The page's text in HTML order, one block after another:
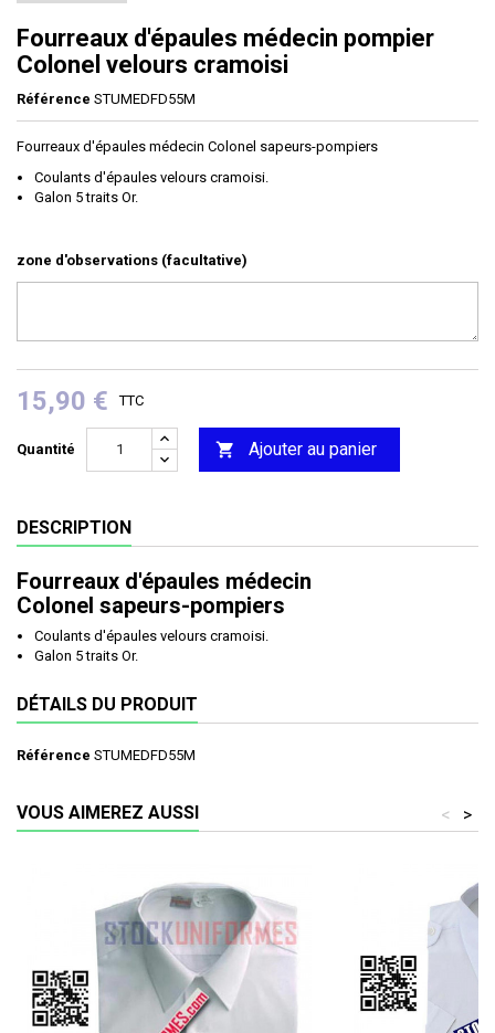
Fourreaux d'épaules médecin pompier
Colonel velours cramoisi
Référence STUMEDFD55M
Fourreaux d'épaules médecin Colonel sapeurs-pompiers
Coulants d'épaules velours cramoisi.
Galon 5 traits Or.
zone d'observations (facultative)
15,90 € TTC
Quantité  Ajouter au panier
DESCRIPTION
Fourreaux d'épaules médecin
Colonel sapeurs-pompiers
Coulants d'épaules velours cramoisi.
Galon 5 traits Or.
DÉTAILS DU PRODUIT
Référence STUMEDFD55M
VOUS AIMEREZ AUSSI >
<